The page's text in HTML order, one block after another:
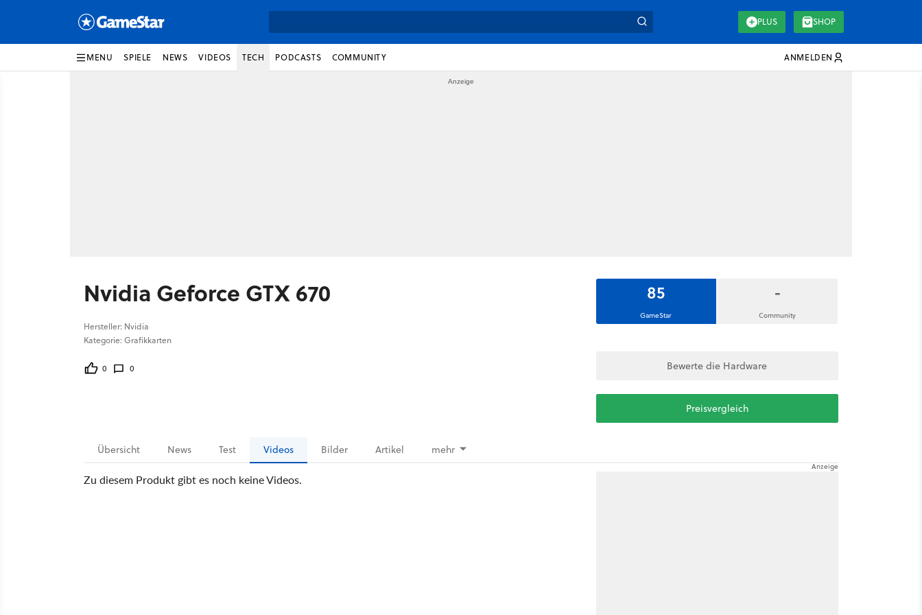
PLUS SHOP
MENU SPIELE NEWS VIDEOS TECH PODCASTS COMMUNITY ANMELDEN
Nvidia Geforce GTX 670
Hersteller: Nvidia
Kategorie: Grafikkarten
0 0
85
GameStar
-
Community
Bewerte die Hardware
Preisvergleich
Übersicht News Test Videos Bilder Artikel mehr
Zu diesem Produkt gibt es noch keine Videos.